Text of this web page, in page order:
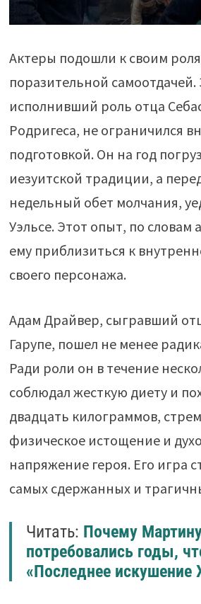
Актеры подошли к своим
поразительной
исполнивший роль отца
Родригеса, не ограничился
подготовкой. Он на год
иезуитской традиции, а
недельный обет молчания,
Уэльсе. Этот опыт, по словам
ему приблизиться к
своего персонажа.
Адам Драйвер, сыгравший
Гарупе, пошел не менее
Ради роли он в течение
соблюдал жесткую диету и
двадцать килограммов,
физическое истощение и
напряжение героя. Его игра
самых сдержанных и
Читать: Почему
потребовались годы,
«Последнее искушение